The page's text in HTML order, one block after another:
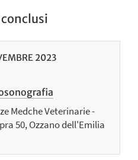
2023
Medche Veterinarie -
50, Ozzano dell'Emilia